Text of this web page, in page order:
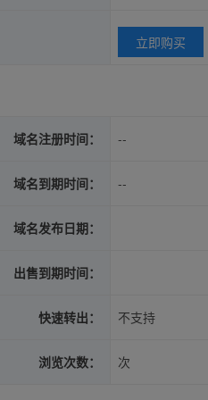
立即购买
域名注册时间： --
域名到期时间： --
域名发布日期：
出售到期时间：
快速转出： 不支持
浏览次数： 次